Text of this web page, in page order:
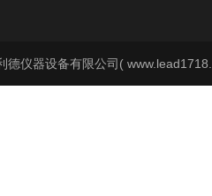
德仪器设备有限公司(